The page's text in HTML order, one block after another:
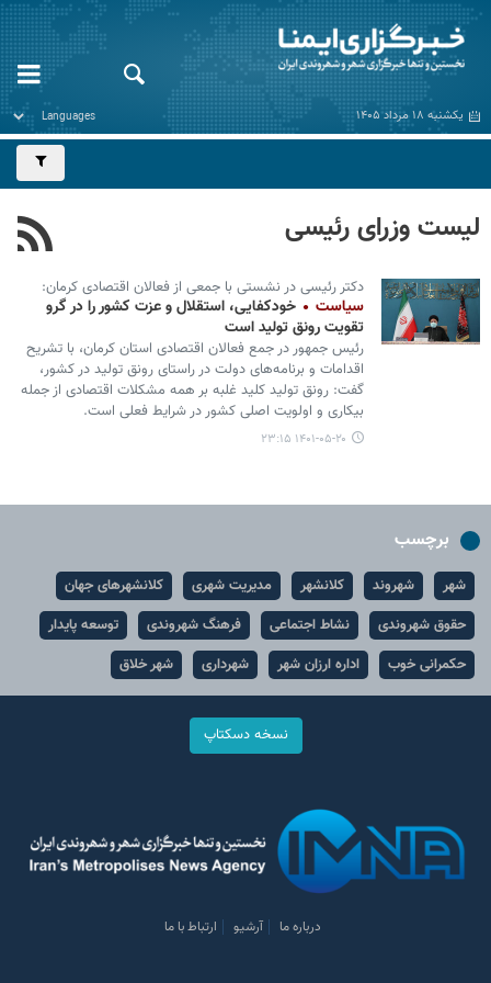
یکشنبه ۱۸ مرداد ۱۴۰۵
لیست وزرای رئیسی
دکتر رئیسی در نشستی با جمعی از فعالان اقتصادی کرمان:
سیاست
خودکفایی، استقلال و عزت کشور را در گرو
تقویت رونق تولید است
رئیس جمهور در جمع فعالان اقتصادی استان کرمان، با تشریح
اقدامات و برنامه‌های دولت در راستای رونق تولید در کشور،
گفت: رونق تولید کلید غلبه بر همه مشکلات اقتصادی از جمله
بیکاری و اولویت اصلی کشور در شرایط فعلی است.
۱۴۰۱-۰۵-۲۰ ۲۳:۱۵
برچسب
شهر شهروند کلانشهر مدیریت شهری
کلانشهرهای جهان
حقوق شهروندی
نشاط اجتماعی فرهنگ شهروندی
توسعه پایدار
حکمرانی خوب
اداره ارزان شهر شهرداری شهر خلاق
نسخه دسکتاپ
درباره ما آرشیو ارتباط با ما